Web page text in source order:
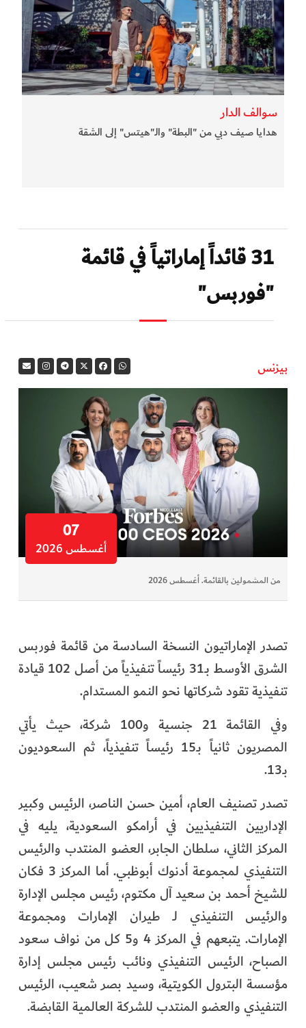
سوالف الدار
هدايا صيف دبي من "البطة" والـ"هيتس" إلى الشقة
31 قائداً إماراتياً في قائمة
"فوربس"
بيزنس
07
أغسطس 2026
من المشمولين بالقائمة. أغسطس 2026
تصدر الإماراتيون النسخة السادسة من قائمة فوربس
الشرق الأوسط بـ31 رئيساً تنفيذياً من أصل 102 قيادة
تنفيذية تقود شركاتها نحو النمو المستدام.
وفي القائمة 21 جنسية و100 شركة، حيث يأتي
المصريون ثانياً بـ15 رئيساً تنفيذياً، ثم السعوديون
بـ13.
تصدر تصنيف العام، أمين حسن الناصر، الرئيس وكبير
الإداريين التنفيذيين في أرامكو السعودية، يليه في
المركز الثاني، سلطان الجابر، العضو المنتدب والرئيس
التنفيذي لمجموعة أدنوك أبوظبي. أما المركز 3 فكان
للشيخ أحمد بن سعيد آل مكتوم، رئيس مجلس الإدارة
والرئيس التنفيذي لـ طيران الإمارات ومجموعة
الإمارات. يتبعهم في المركز 4 و5 كل من نواف سعود
الصباح، الرئيس التنفيذي ونائب رئيس مجلس إدارة
مؤسسة البترول الكويتية، وسيد بصر شعيب، الرئيس
التنفيذي والعضو المنتدب للشركة العالمية القابضة.